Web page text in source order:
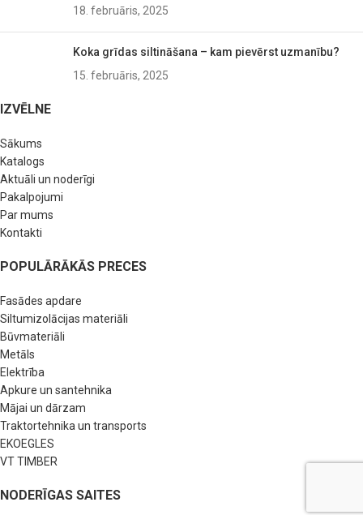
18. februāris, 2025
Koka grīdas siltināšana – kam pievērst uzmanību?
15. februāris, 2025
IZVĒLNE
Sākums
Katalogs
Aktuāli un noderīgi
Pakalpojumi
Par mums
Kontakti
POPULĀRĀKĀS PRECES
Fasādes apdare
Siltumizolācijas materiāli
Būvmateriāli
Metāls
Elektrība
Apkure un santehnika
Mājai un dārzam
Traktortehnika un transports
EKOEGLES
VT TIMBER
NODERĪGAS SAITES